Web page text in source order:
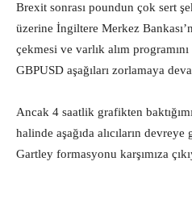
Brexit sonrası poundun çok sert
üzerine İngiltere Merkez
çekmesi ve varlık alım
GBPUSD aşağıları zorlamaya
Ancak 4 saatlik grafikten
halinde aşağıda alıcıların
Gartley formasyonu karşımıza